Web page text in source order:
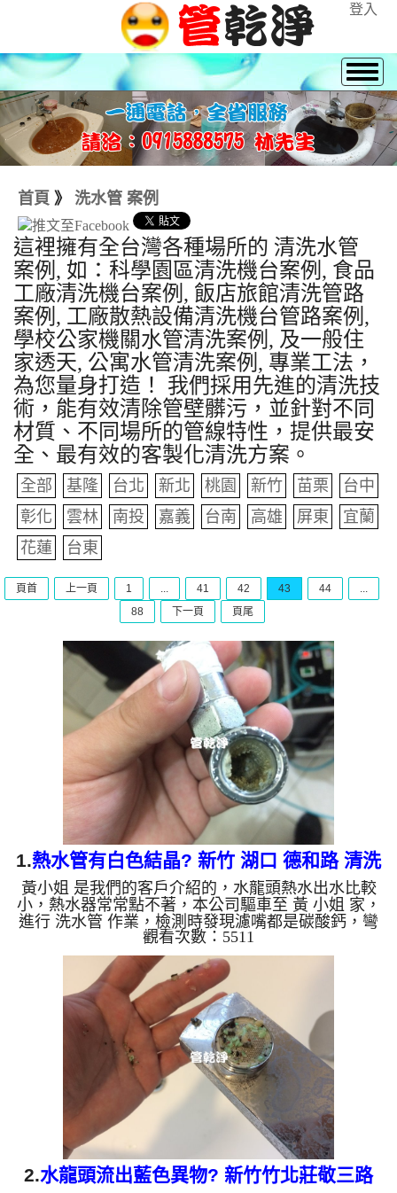
登入
首頁 》 洗水管 案例
這裡擁有全台灣各種場所的 清洗水管
案例, 如：科學園區清洗機台案例, 食品
工廠清洗機台案例, 飯店旅館清洗管路
案例, 工廠散熱設備清洗機台管路案例,
學校公家機關水管清洗案例, 及一般住
家透天, 公寓水管清洗案例, 專業工法，
為您量身打造！ 我們採用先進的清洗技
術，能有效清除管壁髒污，並針對不同
材質、不同場所的管線特性，提供最安
全、最有效的客製化清洗方案。
全部 基隆 台北 新北 桃園 新竹 苗栗
台中
彰化
雲林 南投 嘉義 台南 高雄 屏東
宜蘭
花蓮
台東
頁首 上一頁 1 ... 41 42 43 44
...
88
下一頁 頁尾
1.熱水管有白色結晶? 新竹 湖口 德和路 清洗
水管
黃小姐 是我們的客戶介紹的，水龍頭熱水出水比較
小，熱水器常常點不著，本公司驅車至 黃 小姐 家，
進行 洗水管 作業，檢測時發現濾嘴都是碳酸鈣，彎
頭裡都是白色結晶，本公司架起 高周波水管清洗
機，灌入 檸檬酸水 至管路裡面，等了約15分，開
啟 水管清洗機 ，啟動 螺旋波 模式，一開始就洗出白
色髒水，越洗越髒，如下圖片影片，一個多小時後，
出水正常及出水量恢復正常，黃小姐能正常用熱水
了!! 如是自來水，如水管老化，會產生鐵鏽跟泥沙堆
積，洗出來的水就會是咖啡色，地下水含有氧化錳，
管壁上會結成黑色管...
觀看次數：5511
2.水龍頭流出藍色異物? 新竹竹北莊敬三路